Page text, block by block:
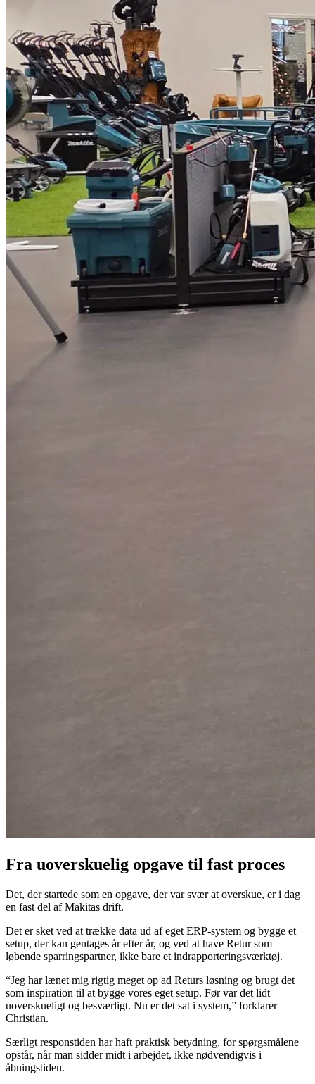
Fra uoverskuelig opgave til fast proces
Det, der startede som en opgave, der var svær at overskue, er i dag
en fast del af Makitas drift.
Det er sket ved at trække data ud af eget ERP-system og bygge et
setup, der kan gentages år efter år, og ved at have Retur som
løbende sparringspartner, ikke bare et indrapporteringsværktøj.
“Jeg har lænet mig rigtig meget op ad Returs løsning og brugt det
som inspiration til at bygge vores eget setup. Før var det lidt
uoverskueligt og besværligt. Nu er det sat i system,” forklarer
Christian.
Særligt responstiden har haft praktisk betydning, for spørgsmålene
opstår, når man sidder midt i arbejdet, ikke nødvendigvis i
åbningstiden.